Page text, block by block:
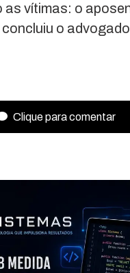
as vítimas: o
o
Clique para comentar